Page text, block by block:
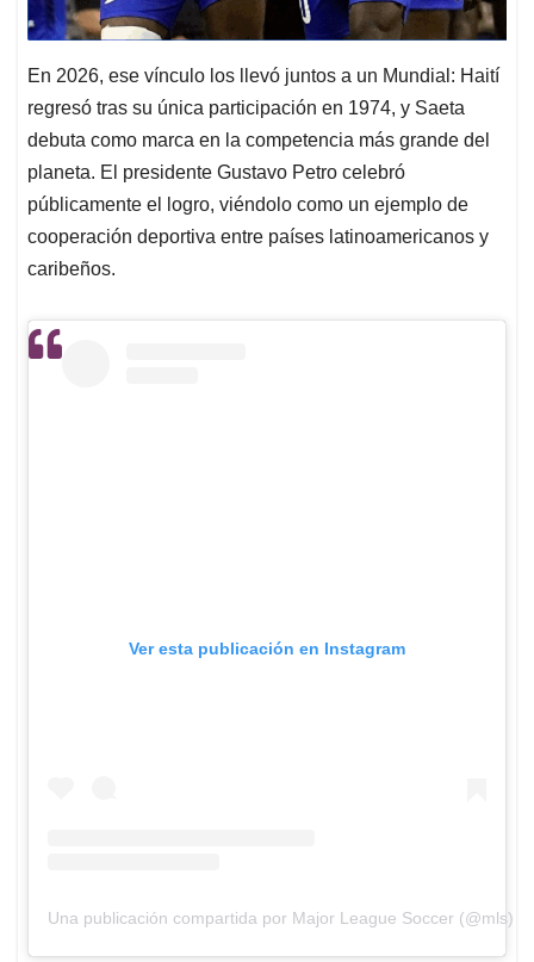
En 2026, ese vínculo los llevó juntos a un Mundial: Haití
regresó tras su única participación en 1974, y Saeta
debuta como marca en la competencia más grande del
planeta. El presidente Gustavo Petro celebró
públicamente el logro, viéndolo como un ejemplo de
cooperación deportiva entre países latinoamericanos y
caribeños.
Ver esta publicación en Instagram
Una publicación compartida por Major League Soccer (@mls)